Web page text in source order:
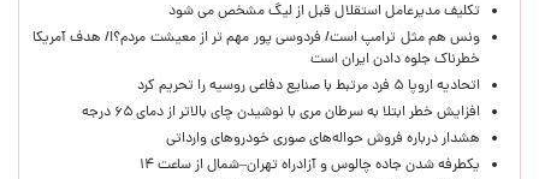
تکلیف مدیرعامل استقلال قبل از لیگ مشخص می شود
ونس هم مثل ترامپ است/ فردوسی پور مهم تر از معیشت مردم؟!/ هدف آمریکا
خطرناک جلوه دادن ایران است
اتحادیه اروپا ۵ فرد مرتبط با صنایع دفاعی روسیه را تحریم کرد
افزایش خطر ابتلا به سرطان مری با نوشیدن چای بالاتر از دمای ۶۵ درجه
هشدار درباره فروش حواله‌های صوری خودروهای وارداتی
یکطرفه شدن جاده چالوس و آزادراه تهران–شمال از ساعت ۱۴